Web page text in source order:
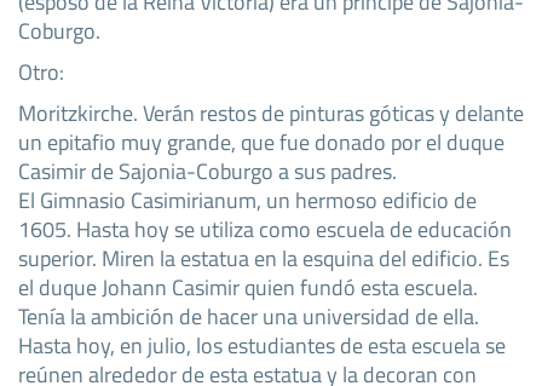
Coburgo.
Otro:
Moritzkirche. Verán restos de pinturas góticas y delante
un epitafio muy grande, que fue donado por el duque
Casimir de Sajonia-Coburgo a sus padres.
El Gimnasio Casimirianum, un hermoso edificio de
1605. Hasta hoy se utiliza como escuela de educación
superior. Miren la estatua en la esquina del edificio. Es
el duque Johann Casimir quien fundó esta escuela.
Tenía la ambición de hacer una universidad de ella.
Hasta hoy, en julio, los estudiantes de esta escuela se
reúnen alrededor de esta estatua y la decoran con